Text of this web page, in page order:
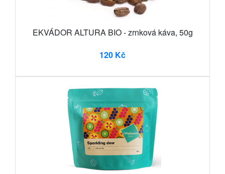
EKVÁDOR ALTURA BIO - zrnková káva, 50g
120 Kč